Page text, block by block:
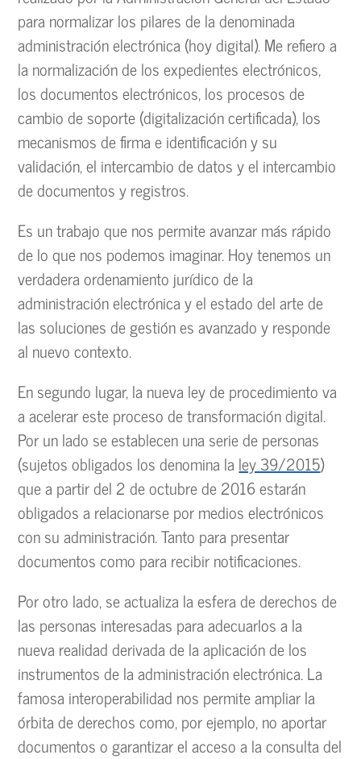
para normalizar los pilares de la denominada
administración electrónica (hoy digital). Me refiero a
la normalización de los expedientes electrónicos,
los documentos electrónicos, los procesos de
cambio de soporte (digitalización certificada), los
mecanismos de firma e identificación y su
validación, el intercambio de datos y el intercambio
de documentos y registros.
Es un trabajo que nos permite avanzar más rápido
de lo que nos podemos imaginar. Hoy tenemos un
verdadera ordenamiento jurídico de la
administración electrónica y el estado del arte de
las soluciones de gestión es avanzado y responde
al nuevo contexto.
En segundo lugar, la nueva ley de procedimiento va
a acelerar este proceso de transformación digital.
Por un lado se establecen una serie de personas
(sujetos obligados los denomina la ley 39/2015)
que a partir del 2 de octubre de 2016 estarán
obligados a relacionarse por medios electrónicos
con su administración. Tanto para presentar
documentos como para recibir notificaciones.
Por otro lado, se actualiza la esfera de derechos de
las personas interesadas para adecuarlos a la
nueva realidad derivada de la aplicación de los
instrumentos de la administración electrónica. La
famosa interoperabilidad nos permite ampliar la
órbita de derechos como, por ejemplo, no aportar
documentos o garantizar el acceso a la consulta del